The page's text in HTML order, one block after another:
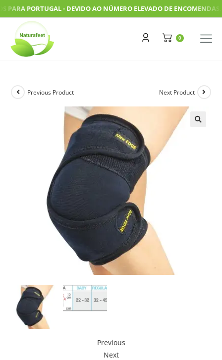
PORTUGAL - DEVIDO AO NÚMERO ELEVADO DE ENCOMENDAS, AS
Previous Product Next Product
Previous
Next